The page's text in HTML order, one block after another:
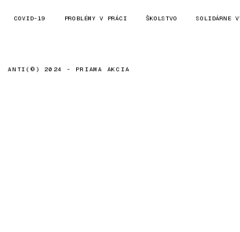
COVID-19 PROBLÉMY V PRÁCI ŠKOLSTVO SOLIDÁRNE
ANTI(©) 2024 - PRIAMA AKCIA